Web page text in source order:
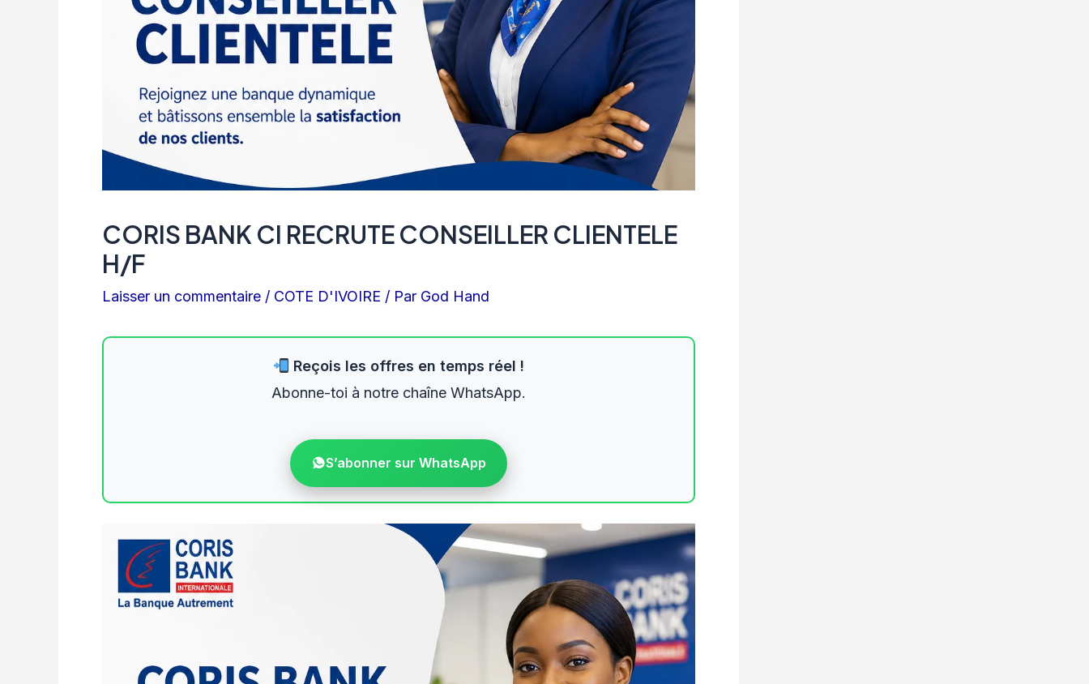
CORIS BANK CI RECRUTE CONSEILLER CLIENTELE
H/F
Laisser un commentaire / COTE D'IVOIRE / Par God Hand
Reçois les offres en temps réel !
Abonne-toi à notre chaîne WhatsApp.
S’abonner sur WhatsApp